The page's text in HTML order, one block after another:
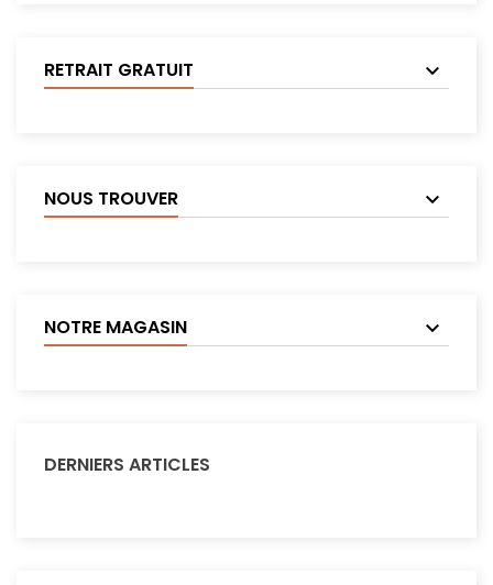
RETRAIT GRATUIT
NOUS TROUVER
NOTRE MAGASIN
DERNIERS ARTICLES